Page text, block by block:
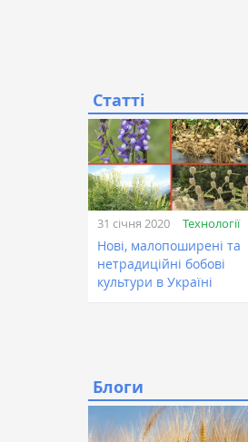
Статті
31 січня 2020 Технології
Нові, малопоширені та
нетрадиційні бобові
культури в Україні
Блоги